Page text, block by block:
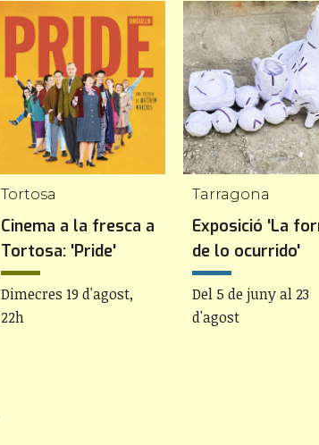
Tortosa
Cinema a la fresca a
Tortosa: 'Pride'
Dimecres 19 d'agost,
22h
Tarragona
Exposició 'La
de lo ocurrido'
Del 5 de juny al 23
d'agost